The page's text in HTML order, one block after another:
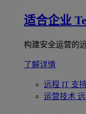
适合企业
构建安全运营的
了解详情
远程 IT 支
运营技术